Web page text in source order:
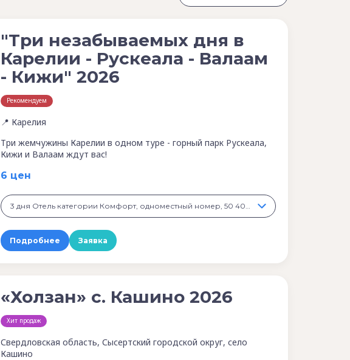
"Три незабываемых дня в
Карелии - Рускеала - Валаам
- Кижи" 2026
Рекомендуем
📍 Карелия
Три жемчужины Карелии в одном туре - горный парк Рускеала,
Кижи и Валаам ждут вас!
6 цен
3 дня Отель категории Комфорт, одноместный номер, 50 400 ₽
Подробнее Заявка
«Холзан» с. Кашино 2026
Хит продаж
Свердловская область, Сысертский городской округ, село
Кашино